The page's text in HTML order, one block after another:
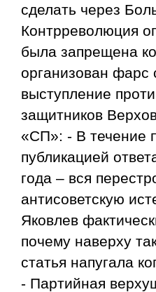
сделать через
Контрреволюция
была запрещена
организован фарс
выступление
защитников
«СП»: - В течение
публикацией
года – вся
антисоветскую
Яковлев
почему наверху
статья напугала
- Партийная